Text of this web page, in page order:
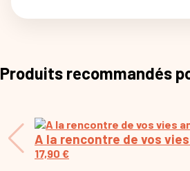
Produits recommandés
A la rencontre de vos
17,90 €